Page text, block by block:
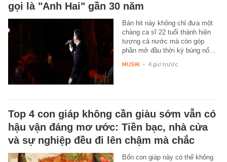
gọi là "Anh Hai" gần 30 năm
Bản hit này không chỉ đưa một
chàng ca sĩ 22 tuổi thành hiện
tượng cả nước mà còn góp
phần mở đầu thời kỳ bùng nổ…
MUSIK - 4 giờ trước
Top 4 con giáp không cần giàu sớm vẫn có
hậu vận đáng mơ ước: Tiền bạc, nhà cửa
và sự nghiệp đều đi lên chậm mà chắc
Bốn con giáp này có thể không